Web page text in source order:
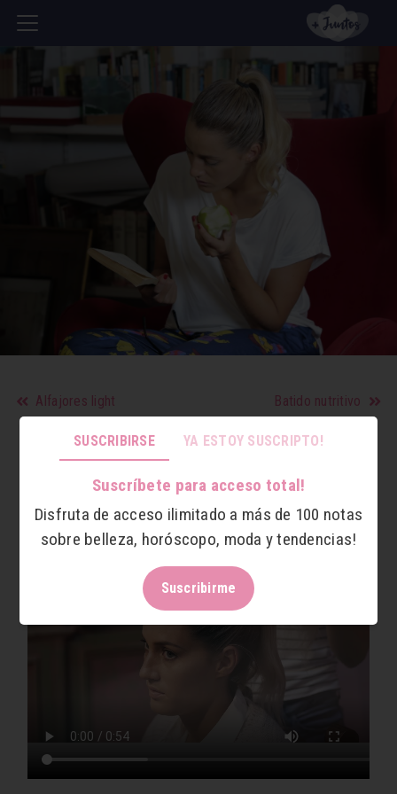
Alfajores light Batido nutritivo
Mica responde: Nicolás
Mica le responde a Nicolás!
SUSCRIBIRSE YA ESTOY SUSCRIPTO!
Suscríbete para acceso total!
Disfruta de acceso ilimitado a más de 100 notas
sobre belleza, horóscopo, moda y tendencias!
Suscribirme